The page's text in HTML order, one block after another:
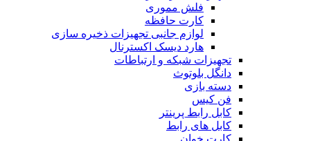
فلش مموری
کارت حافظه
لوازم جانبی تجهیزات ذخیره سازی
هارد دیسک اکسترنال
تجهیزات شبکه و ارتباطات
دانگل بلوتوث
دسته بازی
فن کیس
کابل رابط پرینتر
کابل های رابط
کارت خوان